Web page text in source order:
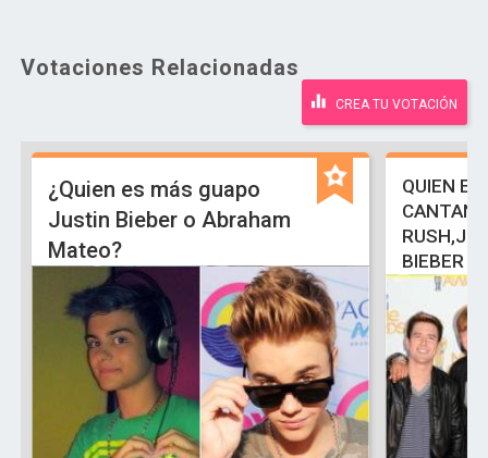
Votaciones Relacionadas
CREA TU VOTACIÓN
¿Quien es más guapo
Justin Bieber o Abraham
Mateo?
QUIEN
BIEBER